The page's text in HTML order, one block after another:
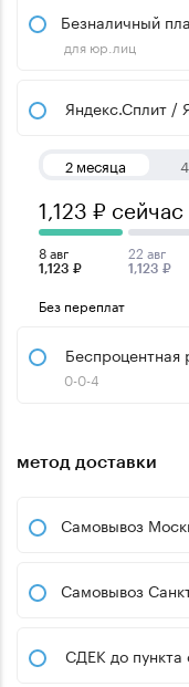
Безналичный
для юр.лиц
Яндекс.Сплит /
2 месяца
1,123 ₽ сейчас
8 авг
1,123 ₽
22 авг
1,123 ₽
Без переплат
Беспроцентная
0-0-4
метод доставки
Самовывоз
Самовывоз
СДЕК до пункта